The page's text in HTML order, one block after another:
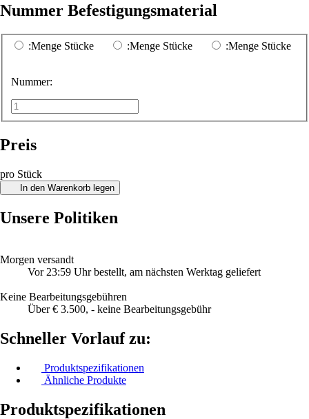
Nummer Befestigungsmaterial
:Menge Stücke :Menge Stücke :Menge Stücke
Nummer:
Preis
pro Stück
In den Warenkorb legen
Unsere Politiken
Morgen versandt
Vor 23:59 Uhr bestellt, am nächsten Werktag geliefert
Keine Bearbeitungsgebühren
Über € 3.500, - keine Bearbeitungsgebühr
Schneller Vorlauf zu:
Produktspezifikationen
Ähnliche Produkte
Produktspezifikationen